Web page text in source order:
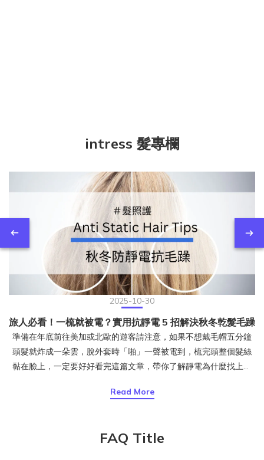
intress 髮專欄
2025-10-30
旅人必看！一梳就被電？實用抗靜電 5 招解決秋冬乾髮毛躁
準備在年底前往美加或北歐的遊客請注意，如果不想戴毛帽五分鐘
頭髮就炸成一朵雲，脫外套時「啪」一聲被電到，梳完頭整個髮絲
黏在臉上，一定要好好看完這篇文章，帶你了解靜電為什麼找上頭
方式。頭髮為什麼會產生靜電？靜電是摩擦生電的結果。當頭髮與
些電荷無法散去，就會停留在頭髮上，讓髮絲之間互相排斥、炸
Read More
FAQ Title